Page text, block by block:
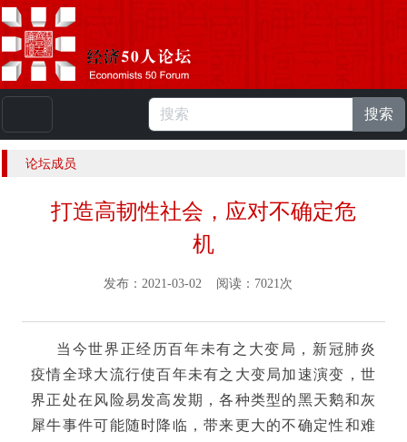
人 |English
搜索
论坛成员
打造高韧性社会，应对不确定危
机
发布：2021-03-02 阅读：7021次
当今世界正经历百年未有之大变局，新冠肺炎
疫情全球大流行使百年未有之大变局加速演变，世
界正处在风险易发高发期，各种类型的黑天鹅和灰
犀牛事件可能随时降临，带来更大的不确定性和难